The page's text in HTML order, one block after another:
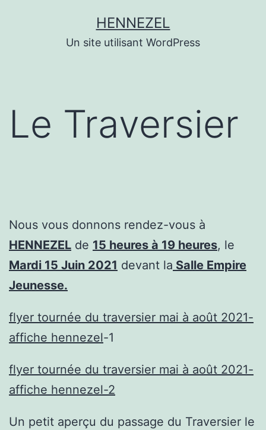
HENNEZEL
Un site utilisant WordPress
Le Traversier
Nous vous donnons rendez-vous à
HENNEZEL de 15 heures à 19 heures, le
Mardi 15 Juin 2021 devant la Salle Empire
Jeunesse.
flyer tournée du traversier mai à août 2021-
affiche hennezel-1
flyer tournée du traversier mai à août 2021-
affiche hennezel-2
Un petit aperçu du passage du Traversier le